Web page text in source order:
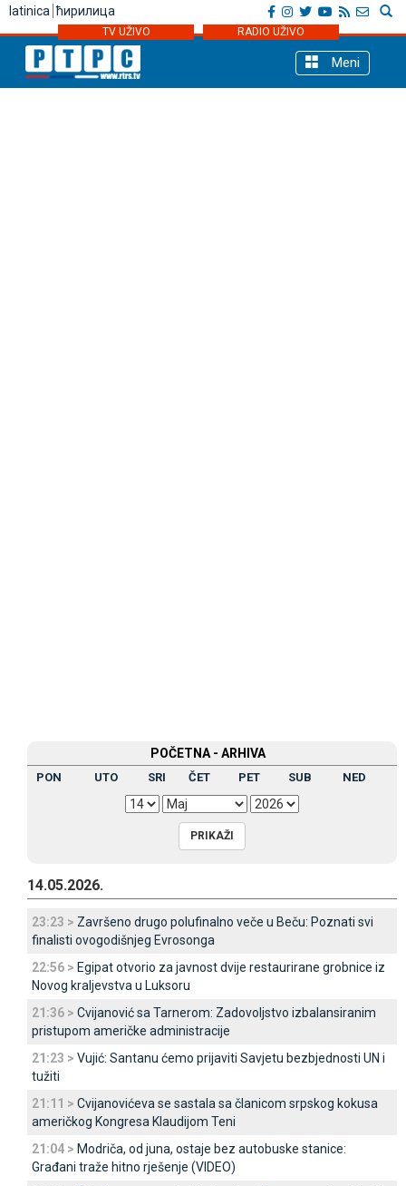
latinica ћирилица
TV UŽIVO RADIO UŽIVO
Meni
POČETNA - ARHIVA
PON UTO SRI ČET PET SUB NED
14.05.2026.
23:23 > Završeno drugo polufinalno veče u Beču: Poznati svi
finalisti ovogodišnjeg Evrosonga
22:56 > Egipat otvorio za javnost dvije restaurirane grobnice iz
Novog kraljevstva u Luksoru
21:36 > Cvijanović sa Tarnerom: Zadovoljstvo izbalansiranim
pristupom američke administracije
21:23 > Vujić: Santanu ćemo prijaviti Savjetu bezbjednosti UN i
tužiti
21:11 > Cvijanovićeva se sastala sa članicom srpskog kokusa
američkog Kongresa Klaudijom Teni
21:04 > Modriča, od juna, ostaje bez autobuske stanice:
Građani traže hitno rješenje (VIDEO)